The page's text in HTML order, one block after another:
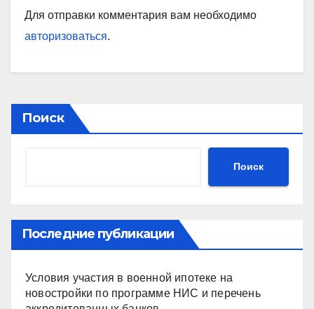
Для отправки комментария вам необходимо
авторизоваться.
Поиск
Поиск
Последние публикации
Условия участия в военной ипотеке на
новостройки по программе НИС и перечень